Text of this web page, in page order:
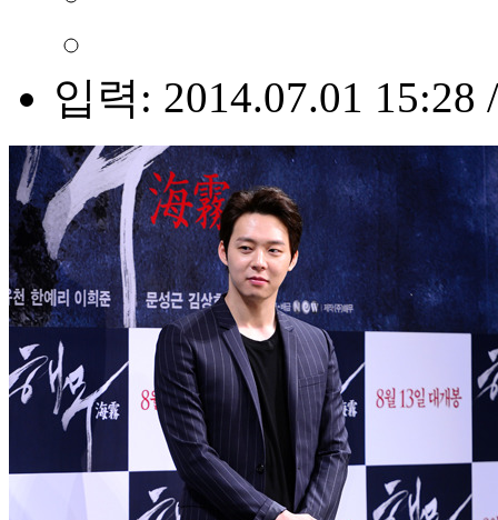
입력: 2014.07.01 15:28